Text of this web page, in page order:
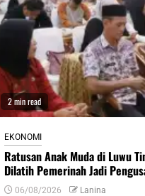
2 min read
EKONOMI
Ratusan Anak Muda di Luwu
Dilatih Pemerinah Jadi
06/08/2026 Lanina